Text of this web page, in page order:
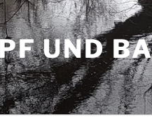
UND